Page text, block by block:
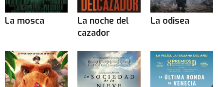
La mosca
La noche del
cazador
La odisea